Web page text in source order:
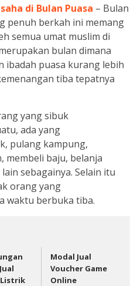
di Bulan Puasa – Bulan
penuh berkah ini memang
semua umat muslim di
bulan dimana
ibadah puasa kurang lebih
tiba tepatnya
yang sibuk
ada yang
pulang kampung,
membeli baju, belanja
sebagainya. Selain itu
orang yang
waktu berbuka tiba.
Modal Jual
Voucher Game
Online